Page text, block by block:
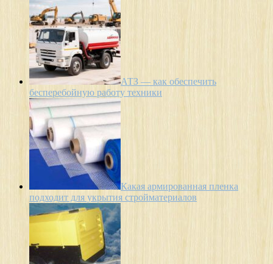
АТЗ — как обеспечить
бесперебойную работу техники
Какая армированная пленка
подходит для укрытия стройматериалов